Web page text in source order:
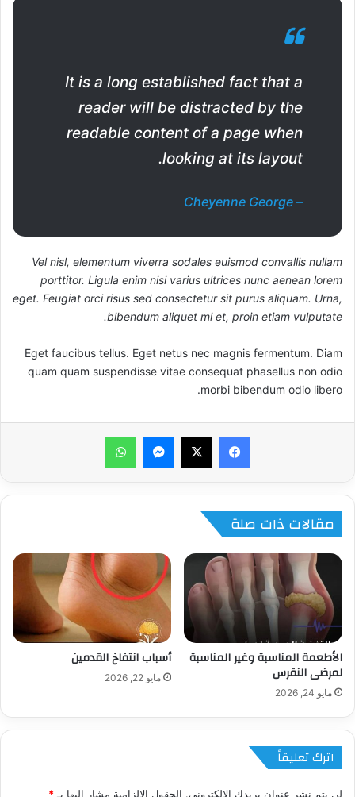
It is a long established fact that a
reader will be distracted by the
readable content of a page when
looking at its layout.
– Cheyenne George
Vel nisl, elementum viverra sodales euismod convallis nullam
porttitor. Ligula enim nisi varius ultrices nunc aenean lorem
eget. Feugiat orci risus sed consectetur sit purus aliquam. Urna,
bibendum aliquet mi et, proin etiam vulputate.
Eget faucibus tellus. Eget netus nec magnis fermentum. Diam
quam quam suspendisse vitae consequat phasellus non odio
morbi bibendum odio libero.
ماسنجر واتساب
مقالات ذات صلة
الأطعمة المناسبة وغير المناسبة
لمرضى النقرس
مايو 24, 2026
أسباب انتفاخ القدمين
مايو 22, 2026
اترك تعليقاً
لن يتم نشر عنوان بريدك الإلكتروني. الحقول الإلزامية مشار إليها بـ *